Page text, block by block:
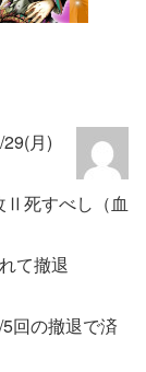
月)
Ⅱ死すべし（血
て撤退
回の撤退で済